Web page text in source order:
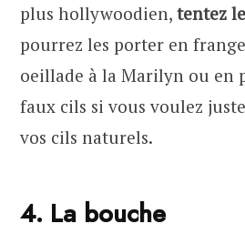
plus hollywoodien, tentez
pourrez les porter en
oeillade à la Marilyn ou en
faux cils si vous voulez
vos cils naturels.
4. La bouche